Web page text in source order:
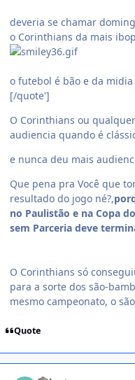
deveria se chamar
o Corinthians da mais
o futebol é bão e da
[/quote']
O Corinthians ou
audiencia quando é
e nunca deu mais
Que pena pra Você que
resultado do jogo né?,
no Paulistão e na Copa
sem Parceria deve
O Corinthians só
para a sorte dos são-
mesmo campeonato, o
Quote